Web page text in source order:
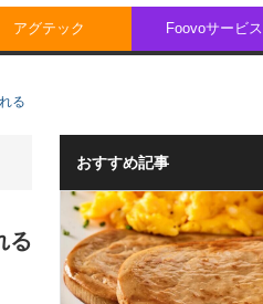
アグテック Foovoサービス
る
る
おすすめ記事